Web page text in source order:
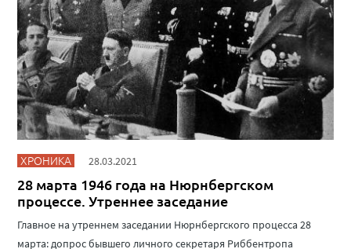
ХРОНИКА 28.03.2021
28 марта 1946 года на Нюрнбергском
процессе. Утреннее заседание
Главное на утреннем заседании Нюрнбергского процесса 28
марта: допрос бывшего личного секретаря Риббентропа